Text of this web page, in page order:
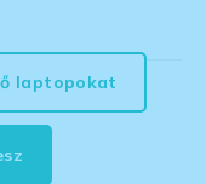
laptopokat